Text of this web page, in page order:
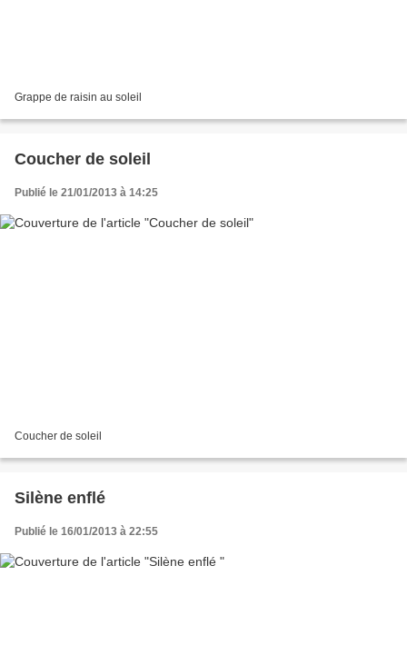
Grappe de raisin au soleil
Coucher de soleil
Publié le 21/01/2013 à 14:25
Coucher de soleil
Silène enflé
Publié le 16/01/2013 à 22:55